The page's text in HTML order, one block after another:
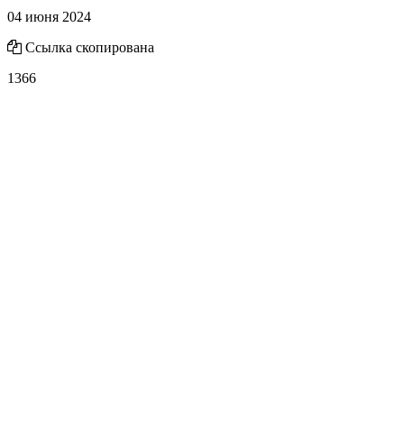
04 июня 2024
Ссылка скопирована
1366